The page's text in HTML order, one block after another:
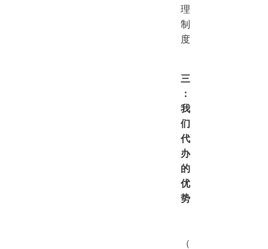
理
制
度
三
：
我
们
代
办
的
优
势
（